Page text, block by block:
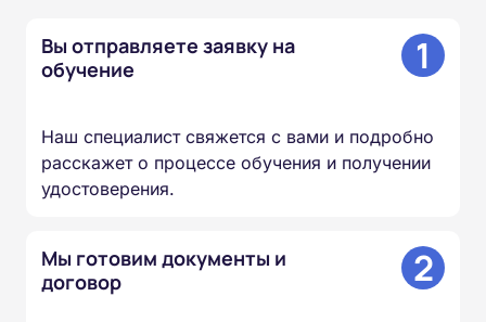
Вы отправляете заявку на
обучение
1
Наш специалист свяжется с вами и подробно
расскажет о процессе обучения и получении
удостоверения.
Мы готовим документы и
договор
2